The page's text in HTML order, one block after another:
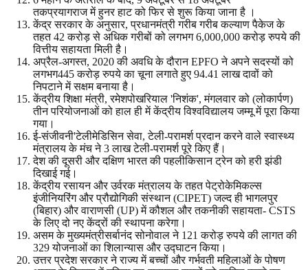
तकप्रयागराज में हुनर हाट को फिर से शुरू किया जाना है ।
केंद्र सरकार के अनुसार, प्रधानमंत्री गरीब गरीब कल्याण पैकेज के
तहत 42 करोड़ से अधिक गरीबों को लगभग 6,000,000 करोड़ रुपये की
वित्तीय सहायता मिली है।
अप्रैल-अगस्त, 2020 की अवधि के दौरान EPFO ​​ने अपने सदस्यों को
लगभग445 करोड़ रुपये का चूना लगाते हुए 94.41 लाख दावों को
निपटाने में सक्षम बनाया है।
केंद्रीय शिक्षा मंत्री, रमेशपोखरियाल 'निशंक', मंगलवार को (लोकार्पण)
तीन परियोजनाओं को हाल ही में केंद्रीय विश्वविद्यालय जम्मू में पूरा किया
गया।
ई-संजीवनी'टेलीमेडिसिन सेवा, टेली-परामर्श प्रदान करने वाले स्वास्थ्य
मंत्रालय के मंच ने 3 लाख टेली-परामर्श पूरे किए हैं।
देश की दूसरी और दक्षिण भारत की पहलीकिसान ट्रेन को हरी झंडी
दिखाई गई।
केंद्रीय रसायन और उर्वरक मंत्रालय के तहत पेट्रोकेमिकल्स
इंजीनियरिंग और प्रौद्योगिकी संस्थान (CIPET) जल्द ही भागलपुर
(बिहार) और वाराणसी (UP) में कौशल और तकनीकी सहायता- CSTS
के लिए दो नए केंद्रों की स्थापना करेगा।
असम के मुख्यमंत्रीसर्बानंद सोनोवाल ने 121 करोड़ रुपये की लागत की
329 योजनाओं का शिलान्यास और उद्घाटन किया।
उत्तर प्रदेश सरकार ने राज्य में बच्चों और गर्भवती महिलाओं के पोषण